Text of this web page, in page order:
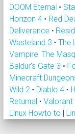
DOOM Eternal •
Horizon 4 • Red
Deliverance •
Wasteland 3 • The
Vampire: The
Baldur's Gate 3 •
Minecraft
Wild 2 • Diablo 4 •
Returnal • Valorant
Linux Howto to |